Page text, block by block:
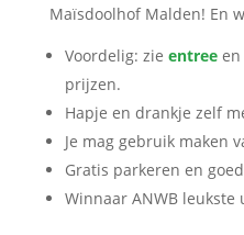
Maïsdoolhof Malden! En
Voordelig: zie entree en
prijzen.
Hapje en drankje zelf
Je mag gebruik maken
Gratis parkeren en
Winnaar ANWB